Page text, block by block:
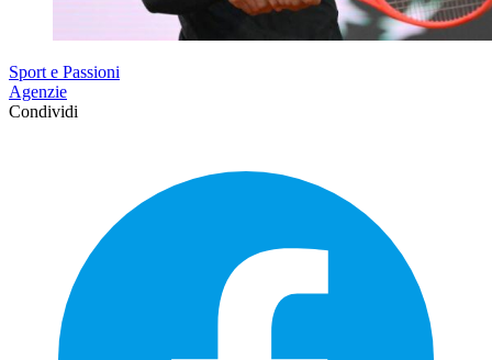
Sport e Passioni
Agenzie
Condividi